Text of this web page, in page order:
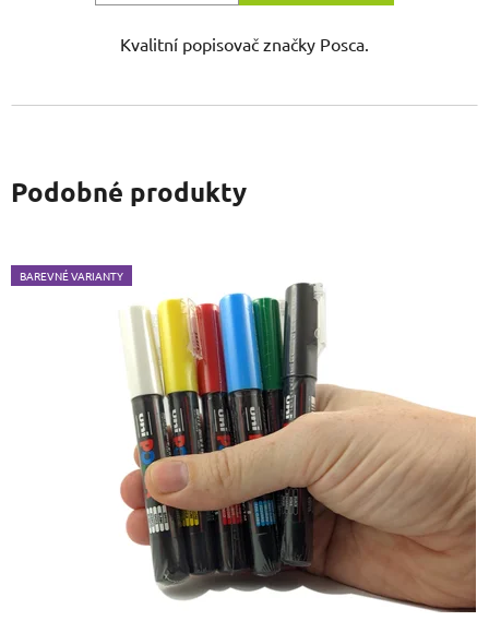
Kvalitní popisovač značky Posca.
Podobné produkty
BAREVNÉ VARIANTY